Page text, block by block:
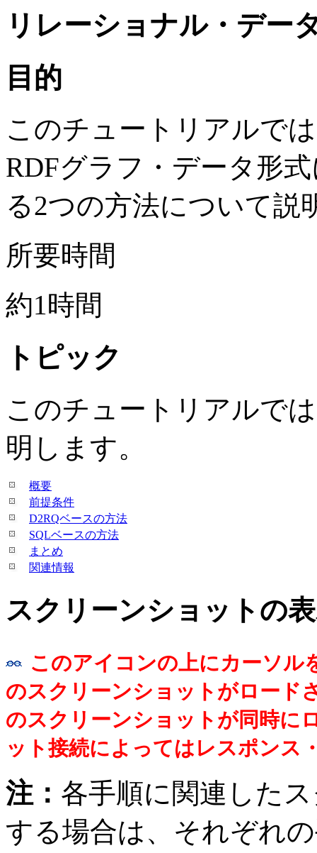
リレーショナル・デー
目的
このチュートリアルで
RDFグラフ・データ形
る2つの方法について説
所要時間
約1時間
トピック
このチュートリアルで
明します。
概要
前提条件
D2RQベースの方法
SQLベースの方法
まとめ
関連情報
スクリーンショットの
このアイコンの上にカーソル
のスクリーンショットがロード
のスクリーンショットが同時に
ット接続によってはレスポンス
注： 各手順に関連した
する場合は、それぞれ